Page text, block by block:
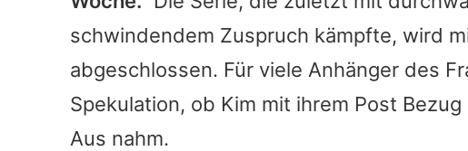
Impressum
schwindendem Zuspruch kämpfte, wird
abgeschlossen. Für viele Anhänger des
Spekulation, ob Kim mit ihrem Post
Aus nahm.